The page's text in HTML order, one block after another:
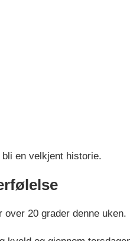
en velkjent historie.
20 grader denne uken.